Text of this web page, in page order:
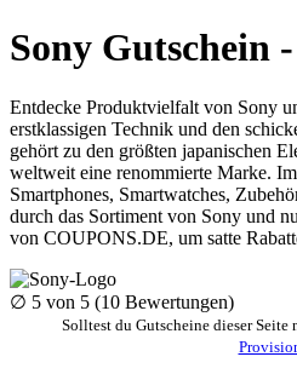
Sony Gutschein
Entdecke Produktvielfalt von Sony
erstklassigen Technik und den
gehört zu den größten japanischen
weltweit eine renommierte Marke.
Smartphones, Smartwatches,
durch das Sortiment von Sony und
von COUPONS.DE, um satte
∅ 5 von 5 (10 Bewertungen)
Solltest du Gutscheine dieser Seite